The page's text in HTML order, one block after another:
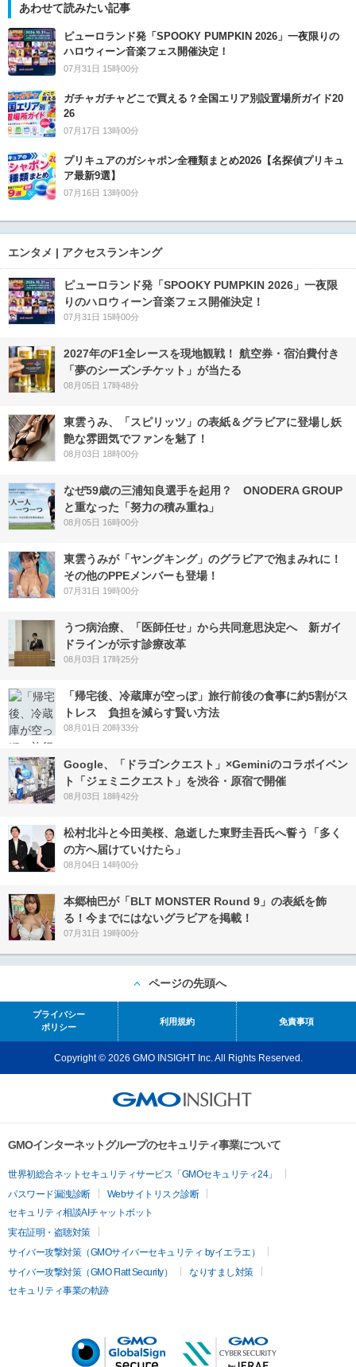
あわせて読みたい記事
ピューロランド発「SPOOKY PUMPKIN 2026」一夜限りの
ハロウィーン音楽フェス開催決定！
07月31日 15時00分
ガチャガチャどこで買える？全国エリア別設置場所ガイド20
26
07月17日 13時00分
プリキュアのガシャポン全種類まとめ2026【名探偵プリキュ
ア最新9選】
07月16日 13時00分
エンタメ | アクセスランキング
ピューロランド発「SPOOKY PUMPKIN 2026」一夜限
りのハロウィーン音楽フェス開催決定！
07月31日 15時00分
2027年のF1全レースを現地観戦！ 航空券・宿泊費付き
「夢のシーズンチケット」が当たる
08月05日 17時48分
東雲うみ、「スピリッツ」の表紙＆グラビアに登場し妖
艶な雰囲気でファンを魅了！
08月03日 18時00分
なぜ59歳の三浦知良選手を起用？ ONODERA GROUP
と重なった「努力の積み重ね」
08月05日 16時00分
東雲うみが「ヤングキング」のグラビアで泡まみれに！
その他のPPEメンバーも登場！
07月31日 19時00分
うつ病治療、「医師任せ」から共同意思決定へ 新ガイ
ドラインが示す診療改革
08月03日 17時25分
「帰宅後、冷蔵庫が空っぽ」旅行前後の食事に約5割がス
トレス 負担を減らす賢い方法
08月01日 20時33分
Google、「ドラゴンクエスト」×Geminiのコラボイベン
ト「ジェミニクエスト」を渋谷・原宿で開催
08月03日 18時42分
松村北斗と今田美桜、急逝した東野圭吾氏へ誓う「多く
の方へ届けていけたら」
08月04日 14時00分
本郷柚巴が「BLT MONSTER Round 9」の表紙を飾
る！今までにはないグラビアを掲載！
07月31日 19時00分
ページの先頭へ
プライバシー
ポリシー
利用規約 免責事項
Copyright © 2026 GMO INSIGHT Inc. All Rights Reserved.
GMOインターネットグループのセキュリティ事業について
世界初総合ネットセキュリティサービス「GMOセキュリティ24」
パスワード漏洩診断
Webサイトリスク診断
セキュリティ相談AIチャットボット
実在証明・盗聴対策
サイバー攻撃対策（GMOサイバーセキュリティ byイエラエ）
サイバー攻撃対策（GMO Flatt Security）
なりすまし対策
セキュリティ事業の軌跡